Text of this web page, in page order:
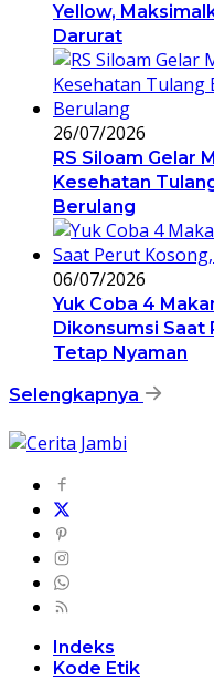
Yellow,
Darurat
26/07/2026
RS Siloam Gelar
Kesehatan
Berulang
06/07/2026
Yuk Coba 4
Dikonsumsi Saat
Tetap Nyaman
Selengkapnya
Indeks
Kode Etik